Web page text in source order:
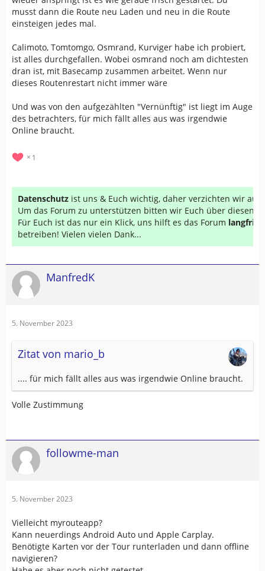
musst dann die Route neu Laden und neu in die Route
einsteigen jedes mal.
Calimoto, Tomtomgo, Osmrand, Kurviger habe ich probiert,
ist alles durchgefallen. Wobei osmrand noch am dichtesten
dran ist, mit Basecamp zusammen arbeitet. Wenn nur
dieses Routenrestart nicht immer wäre
Und was von den aufgezählten "Vernünftig" ist liegt im Auge
des betrachters, für mich fällt alles aus was irgendwie
Online braucht.
1
Datenschutz ist uns & Euch wichtig, daher verzichten wir auf
Um das Forum zu unterstützen bitten wir Euch über diesen
Für Euch ist das nur ein Klick, uns hilft es das Forum
betreiben! Vielen vielen Dank...
ManfredK
5. November 2023
Zitat von mario_b
.... für mich fällt alles aus was irgendwie Online braucht.
Volle Zustimmung
followme-man
5. November 2023
Vielleicht myrouteapp?
Kann neuerdings Android Auto und Apple Carplay.
Benötigte Karten vor der Tour runterladen und dann offline
navigieren?